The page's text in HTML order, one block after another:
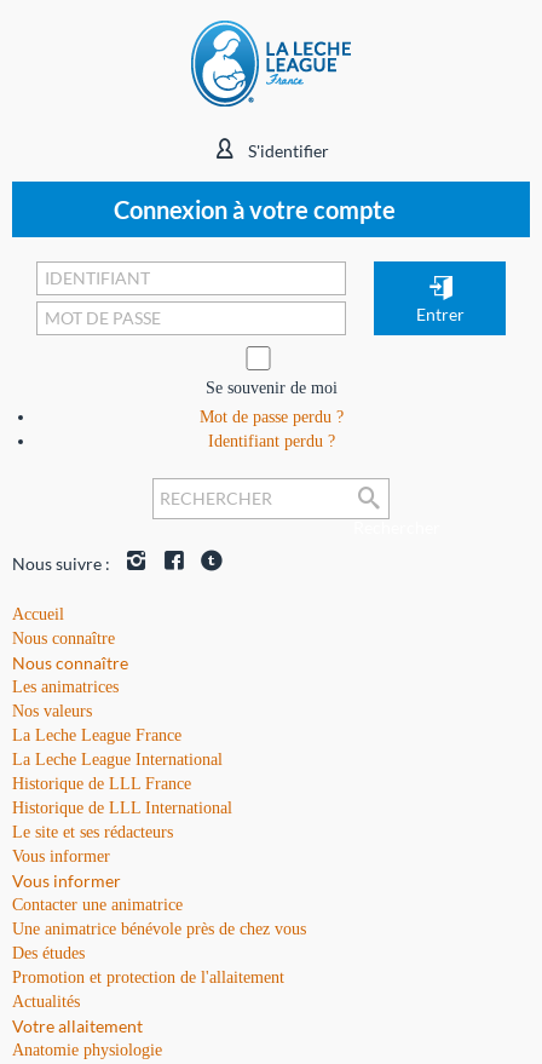
S'identifier
Connexion à votre compte
Se souvenir de moi
Mot de passe perdu ?
Identifiant perdu ?
Nous suivre :
Accueil
Nous connaître
Nous connaître
Les animatrices
Nos valeurs
La Leche League France
La Leche League International
Historique de LLL France
Historique de LLL International
Le site et ses rédacteurs
Vous informer
Vous informer
Contacter une animatrice
Une animatrice bénévole près de chez vous
Des études
Promotion et protection de l'allaitement
Actualités
Votre allaitement
Anatomie physiologie